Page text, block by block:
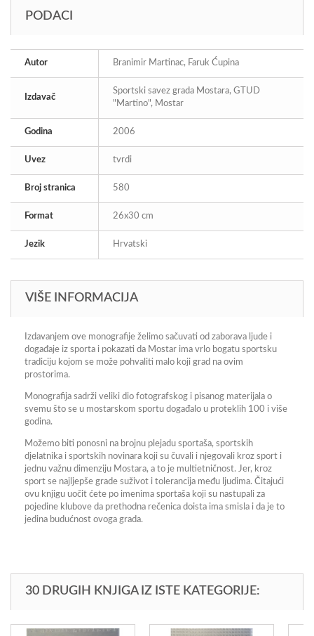
PODACI
Autor Branimir Martinac, Faruk Ćupina
Izdavač
Sportski savez grada Mostara, GTUD
"Martino", Mostar
Godina 2006
Uvez tvrdi
Broj stranica 580
Format 26x30 cm
Jezik Hrvatski
VIŠE INFORMACIJA
Izdavanjem ove monografije želimo sačuvati od zaborava ljude i
događaje iz sporta i pokazati da Mostar ima vrlo bogatu sportsku
tradiciju kojom se može pohvaliti malo koji grad na ovim
prostorima.
Monografija sadrži veliki dio fotografskog i pisanog materijala o
svemu što se u mostarskom sportu događalo u proteklih 100 i više
godina.
Možemo biti ponosni na brojnu plejadu sportaša, sportskih
djelatnika i sportskih novinara koji su čuvali i njegovali kroz sport i
jednu važnu dimenziju Mostara, a to je multietničnost. Jer, kroz
sport se najljepše grade suživot i tolerancija među ljudima. Čitajući
ovu knjigu uočit ćete po imenima sportaša koji su nastupali za
pojedine klubove da prethodna rečenica doista ima smisla i da je to
jedina budućnost ovoga grada.
30 DRUGIH KNJIGA IZ ISTE KATEGORIJE: